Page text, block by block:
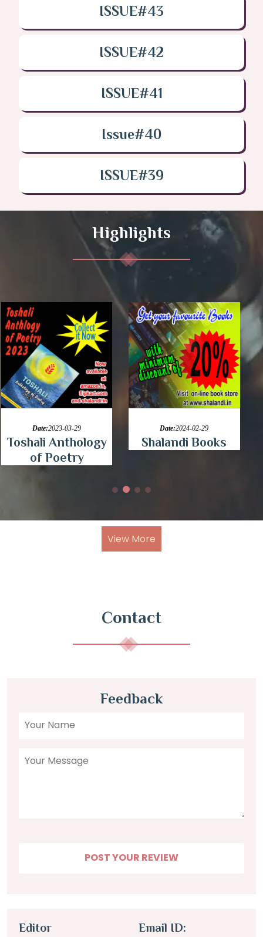
ISSUE#43
ISSUE#42
ISSUE#41
Issue#40
ISSUE#39
Highlights
View More
Contact
Feedback
Editor Email ID: